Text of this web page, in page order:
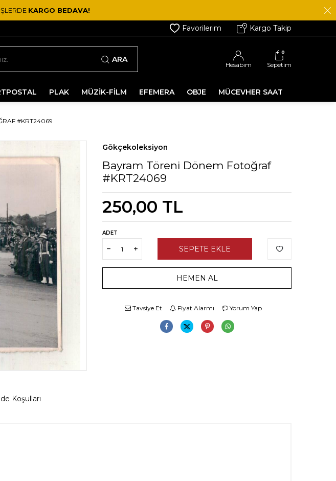
KARGO BEDAVA!
Favorilerim Kargo Takip
ARA
Hesabım
0
Sepetim
PLAK MÜZİK-FİLM EFEMERA OBJE MÜCEVHER SAAT
#KRT24069
Gökçekoleksiyon
Bayram Töreni Dönem Fotoğraf
#KRT24069
250,00 TL
ADET
SEPETE EKLE
HEMEN AL
Tavsiye Et Fiyat Alarmı Yorum Yap
Koşulları